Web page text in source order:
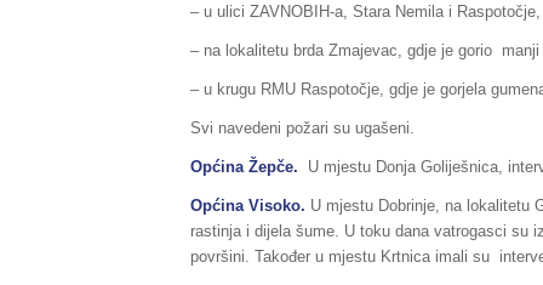
– u ulici ZAVNOBIH-a, Stara Nemila i
– na lokalitetu brda Zmajevac, gdje je gorio
– u krugu RMU Raspotočje, gdje je gorjela
Svi navedeni požari su ugašeni.
Općina Žepče. U mjestu Donja Goliješnica,
Općina Visoko. U mjestu Dobrinje, na lokalitetu
rastinja i dijela šume. U toku dana vatrogasci su
površini. Također u mjestu Krtnica imali su